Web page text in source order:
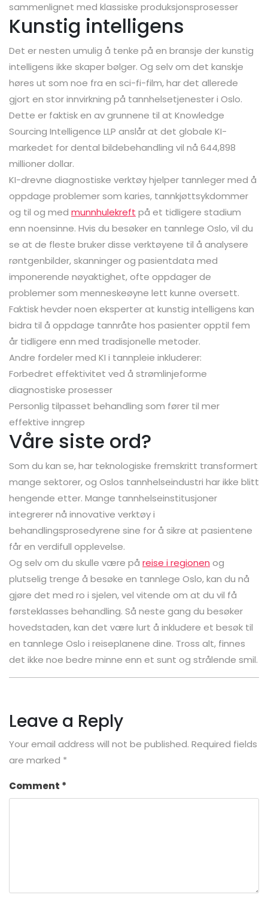
sammenlignet med klassiske produksjonsprosesser
Kunstig intelligens
Det er nesten umulig å tenke på en bransje der kunstig
intelligens ikke skaper bølger. Og selv om det kanskje
høres ut som noe fra en sci-fi-film, har det allerede
gjort en stor innvirkning på tannhelsetjenester i Oslo.
Dette er faktisk en av grunnene til at Knowledge
Sourcing Intelligence LLP anslår at det globale KI-
markedet for dental bildebehandling vil nå 644,898
millioner dollar.
KI-drevne diagnostiske verktøy hjelper tannleger med å
oppdage problemer som karies, tannkjøttsykdommer
og til og med munnhulekreft på et tidligere stadium
enn noensinne. Hvis du besøker en tannlege Oslo, vil du
se at de fleste bruker disse verktøyene til å analysere
røntgenbilder, skanninger og pasientdata med
imponerende nøyaktighet, ofte oppdager de
problemer som menneskeøyne lett kunne oversett.
Faktisk hevder noen eksperter at kunstig intelligens kan
bidra til å oppdage tannråte hos pasienter opptil fem
år tidligere enn med tradisjonelle metoder.
Andre fordeler med KI i tannpleie inkluderer:
Forbedret effektivitet ved å strømlinjeforme
diagnostiske prosesser
Personlig tilpasset behandling som fører til mer
effektive inngrep
Våre siste ord?
Som du kan se, har teknologiske fremskritt transformert
mange sektorer, og Oslos tannhelseindustri har ikke blitt
hengende etter. Mange tannhelseinstitusjoner
integrerer nå innovative verktøy i
behandlingsprosedyrene sine for å sikre at pasientene
får en verdifull opplevelse.
Og selv om du skulle være på reise i regionen og
plutselig trenge å besøke en tannlege Oslo, kan du nå
gjøre det med ro i sjelen, vel vitende om at du vil få
førsteklasses behandling. Så neste gang du besøker
hovedstaden, kan det være lurt å inkludere et besøk til
en tannlege Oslo i reiseplanene dine. Tross alt, finnes
det ikke noe bedre minne enn et sunt og strålende smil.
Leave a Reply
Your email address will not be published. Required fields
are marked *
Comment *